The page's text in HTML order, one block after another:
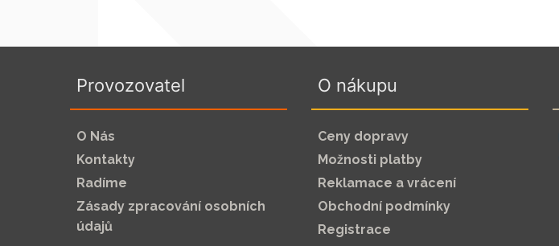
Provozovatel
O Nás
Kontakty
Radíme
Zásady zpracování osobních
údajů
O nákupu
Ceny dopravy
Možnosti platby
Reklamace a vrácení
Obchodní podmínky
Registrace